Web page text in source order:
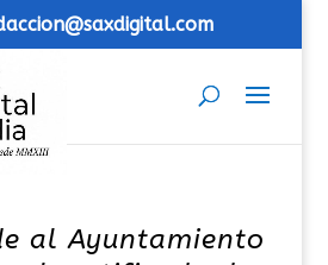
al Ayuntamiento